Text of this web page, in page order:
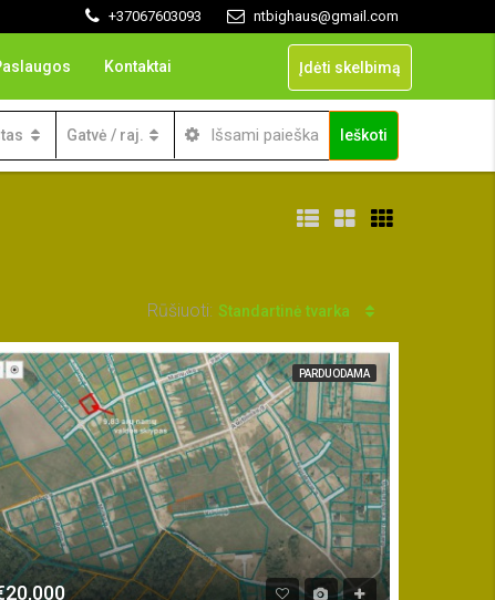
+37067603093 ntbighaus@gmail.com
Kontaktai Įdėti skelbimą
Gatvė / raj. Išsami paieška Ieškoti
Rūšiuoti: Standartinė tvarka
PARDUODAMA